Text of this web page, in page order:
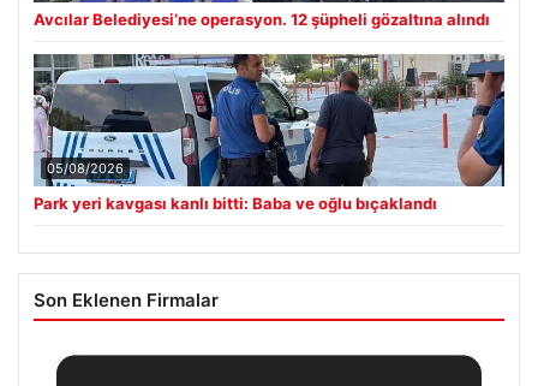
Avcılar Belediyesi’ne operasyon. 12 şüpheli gözaltına alındı
05/08/2026
Park yeri kavgası kanlı bitti: Baba ve oğlu bıçaklandı
Son Eklenen Firmalar